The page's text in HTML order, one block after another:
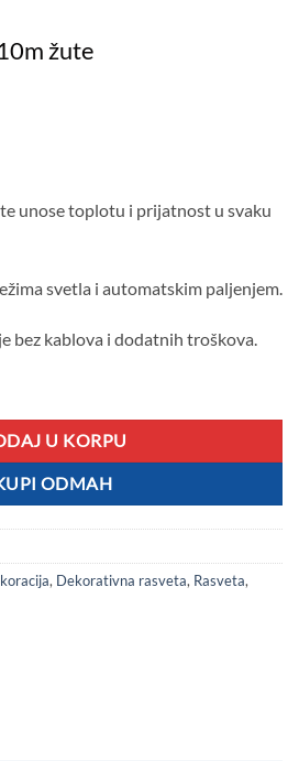
žute
unose toplotu i prijatnost u svaku
svetla i automatskim paljenjem.
bez kablova i dodatnih troškova.
U KORPU
ODMAH
, Dekorativna rasveta, Rasveta,